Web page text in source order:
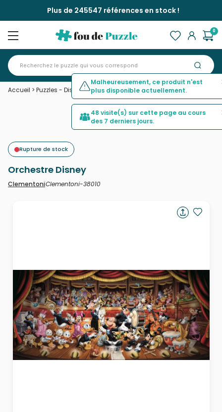
Plus de 245547 références en stock !
0
Accueil > Puzzles - Disney>Orchestre Disney
Rupture de stock
Orchestre Disney
ClementoniClementoni-38010
Malheureusement, ce produit n'est
plus disponible actuellement.
48 visite(s) sur cette page au cours
des 7 derniers jours.